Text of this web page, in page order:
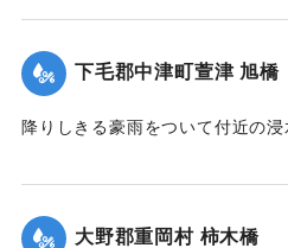
｜固有コード: 002680198
下毛郡中津町萱津 旭橋
降りしきる豪雨をついて付近の
水は明治26年の水害に比べても
200戸に及んでいるのは要するに
大野郡重岡村 柿木橋